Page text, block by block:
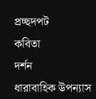
প্রচ্ছদপট
কবিতা
দর্শন
ধারাবাহিক উপন্যাস